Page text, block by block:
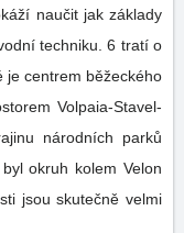
naučit jak základy
techniku. 6 tratí o
je centrem běžeckého
Volpaia-Stavel-
národních parků
okruh kolem Velon
jsou skutečně velmi